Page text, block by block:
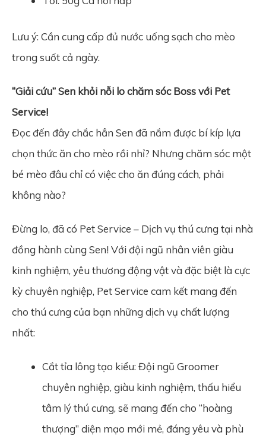
Lưu ý: Cần cung cấp đủ nước uống sạch cho mèo
trong suốt cả ngày.
“Giải cứu” Sen khỏi nỗi lo chăm sóc Boss với Pet
Service!
Đọc đến đây chắc hẳn Sen đã nắm được bí kíp lựa
chọn thức ăn cho mèo rồi nhỉ? Nhưng chăm sóc một
bé mèo đâu chỉ có việc cho ăn đúng cách, phải
không nào?
Đừng lo, đã có Pet Service – Dịch vụ thú cưng tại nhà
đồng hành cùng Sen! Với đội ngũ nhân viên giàu
kinh nghiệm, yêu thương động vật và đặc biệt là cực
kỳ chuyên nghiệp, Pet Service cam kết mang đến
cho thú cưng của bạn những dịch vụ chất lượng
nhất:
Cắt tỉa lông tạo kiểu: Đội ngũ Groomer
chuyên nghiệp, giàu kinh nghiệm, thấu hiểu
tâm lý thú cưng, sẽ mang đến cho “hoàng
thượng” diện mạo mới mẻ, đáng yêu và phù